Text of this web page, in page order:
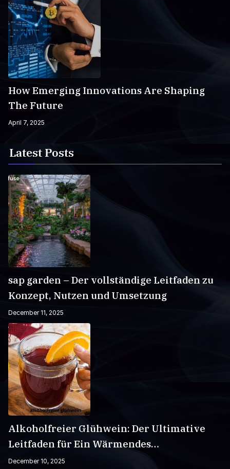
How Emerging Innovations Are Shaping
The Future
April 7, 2025
Latest Posts
sap garden – Der vollständige Leitfaden zu
Konzept, Nutzen und Umsetzung
December 11, 2025
Alkoholfreier Glühwein: Der Ultimative
Leitfaden für Ein Wärmendes
Wintergetränk
December 10, 2025